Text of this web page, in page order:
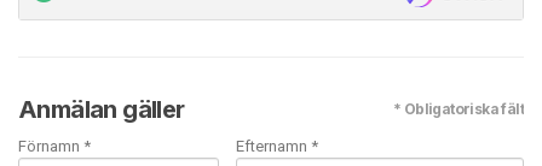
Anmälan gäller * Obligatoriska fält
Förnamn * Efternamn *